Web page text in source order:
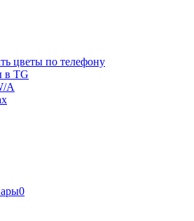
цветы по телефону
в TG
A
0